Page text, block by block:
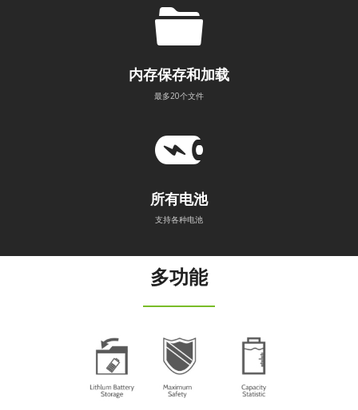
内存保存和加载
最多20个文件
所有电池
支持各种电池
多功能